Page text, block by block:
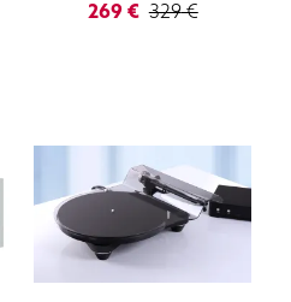
269€ 329€